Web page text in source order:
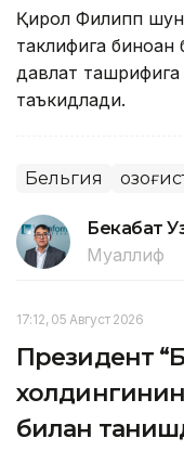
Қирол Филипп
таклифига биноан
давлат
таъкидлади.
Бельгия
Бекабат
Муаллиф
17:12, 05 Август 2026
Президент
билан